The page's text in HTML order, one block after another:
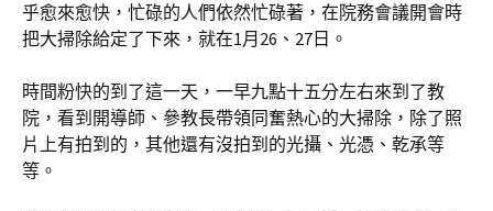
乎愈來愈快，忙碌的人們依然忙碌著，在院務會議開會時
把大掃除給定了下來，就在1月26、27日。
時間粉快的到了這一天，一早九點十五分左右來到了教
院，看到開導師、參教長帶領同奮熱心的大掃除，除了照
片上有拍到的，其他還有沒拍到的光攝、光憑、乾承等
等。